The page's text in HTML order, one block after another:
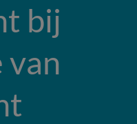
bij
van